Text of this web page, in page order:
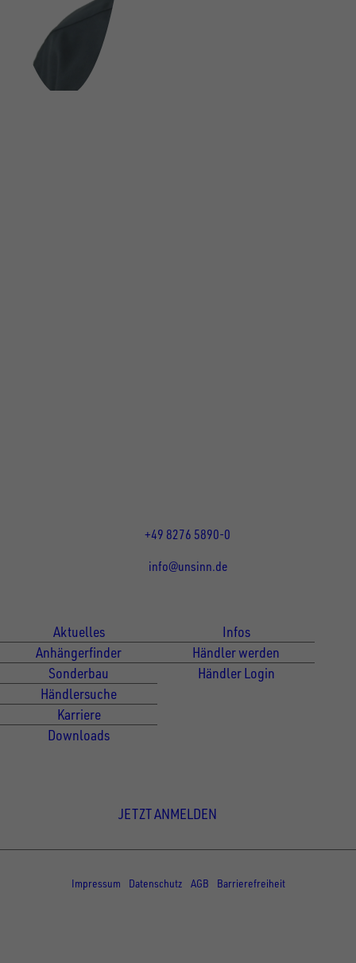
+49 8276 5890-0
info@unsinn.de
Aktuelles
Anhängerfinder
Sonderbau
Händlersuche
Karriere
Downloads
Infos
Händler werden
Händler Login
JETZT ANMELDEN
Impressum
Datenschutz AGB Barrierefreiheit